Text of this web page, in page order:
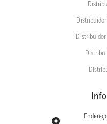
Distribuidor